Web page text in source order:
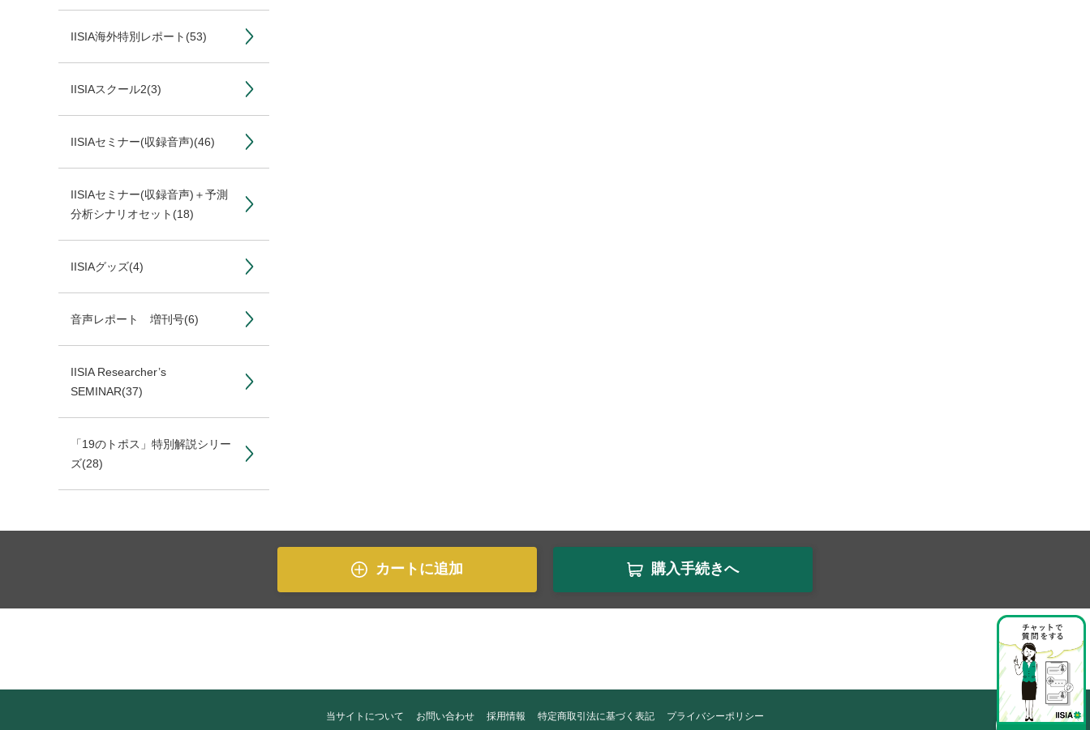
IISIA海外特別レポート (53)
IISIAスクール2(3)
IISIAセミナー(収録音声)(46)
IISIAセミナー(収録音声)＋予測
分析シナリオセット (18)
IISIAグッズ(4)
音声レポート 増刊号(6)
IISIA Researcher’s
SEMINAR(37)
「19のトポス」特別解説シリー
ズ(28)
カートに追加 購入手続きへ
当サイトについて お問い合わせ 採用情報 特定商取引法に基づく表記 プライバシーポリシー